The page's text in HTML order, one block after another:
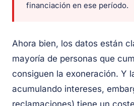
financiación en ese período.
Ahora bien, los datos están
mayoría de personas que
consiguen la exoneración. Y
acumulando intereses,